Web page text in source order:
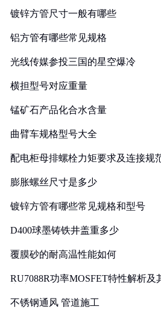
镀锌方管尺寸一般有哪些
铝方管有哪些常见规格
光线传媒参投三国的星空爆冷
横担型号对应重量
锰矿石产品化合水含量
曲臂车规格型号大全
配电柜母排螺栓力矩要求及连接规
膨胀螺丝尺寸是多少
镀锌方管有哪些常见规格和型号
D400球墨铸铁井盖重多少
覆膜砂的耐高温性能如何
RU7088R功率MOSFET特性解析
不锈钢通风 管道施工